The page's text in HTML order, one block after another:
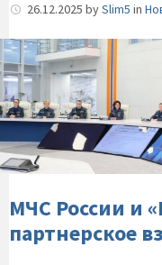
26.12.2025 bySlim5 in
МЧС России и
партнерское